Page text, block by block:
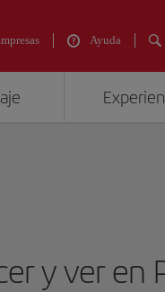
Ayuda
y ver en